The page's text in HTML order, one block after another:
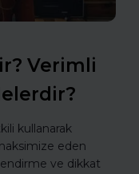
Verimli
kullanarak
eden
ve dikkat